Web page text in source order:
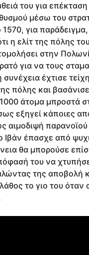
του για επέκταση
μέσω του
για παράδειγμα,
η ελίτ της πόλης
στην
για να τους
συνέχεια έχτισε
πόλης και
άτομα μπροστά
εξηγεί κάποιες
αιμοδιψή παρανοϊού
Ιβάν έπασχε από
θα μπορούσε
του να
της αποβολή
το γιο του όταν